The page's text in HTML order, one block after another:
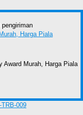
Award Murah, Harga Piala